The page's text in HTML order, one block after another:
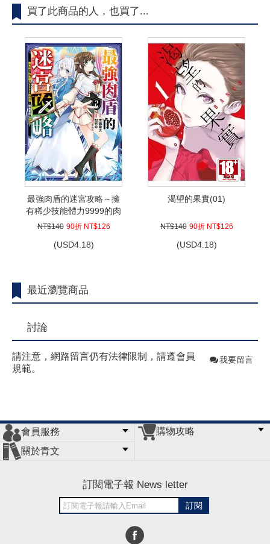
買了此商品的人，也買了...
最強肉盾的迷宮攻略～擁
有稀少技能體力9999的肉
盾，被勇者隊伍辭退了～
NT$140 90折 NT$126
(USD4.18)
渴望的果實(01)
NT$140 90折 NT$126
(USD4.18)
最近瀏覽商品
討論
請注意，網路留言仍有法律限制，請遵會員
規範。
我要留言
會員服務
會員辦法
客服信箱
隱私條款
網站導覽
購物攻略
關於青文
訂閱電子報 News letter
訂閱